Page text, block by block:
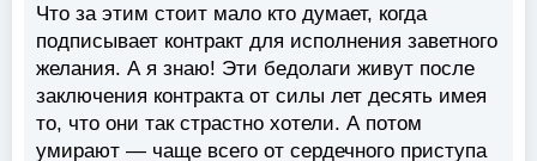
Что за этим стоит мало кто думает, когда
подписывает контракт для исполнения заветного
желания. А я знаю! Эти бедолаги живут после
заключения контракта от силы лет десять имея
то, что они так страстно хотели. А потом
умирают — чаще всего от сердечного приступа